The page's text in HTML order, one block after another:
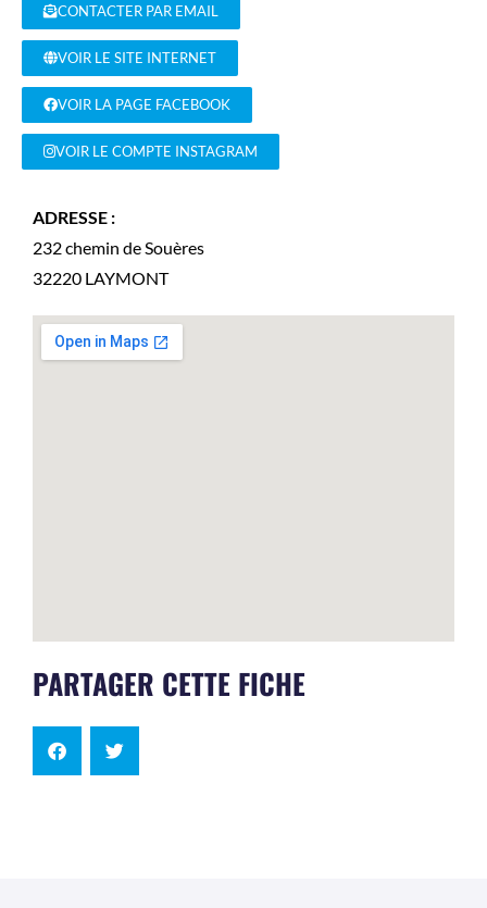
CONTACTER PAR EMAIL
VOIR LE SITE INTERNET
VOIR LA PAGE FACEBOOK
VOIR LE COMPTE INSTAGRAM
ADRESSE :
232 chemin de Souères
32220 LAYMONT
PARTAGER CETTE FICHE